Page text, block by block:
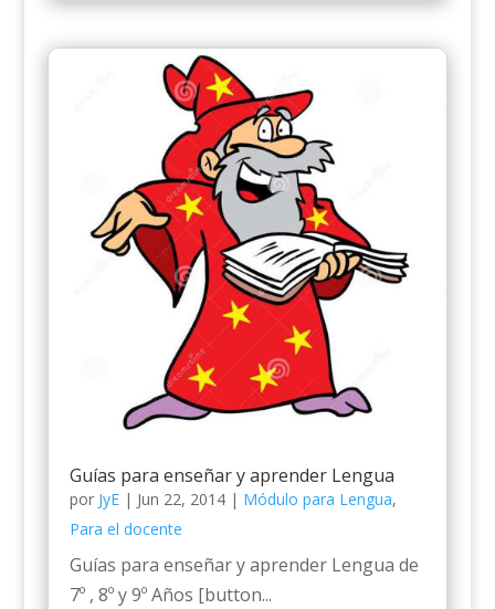
Guías para enseñar y aprender Lengua
por JyE| Jun 22, 2014| Módulo para Lengua,
Para el docente
Guías para enseñar y aprender Lengua de
7º , 8º y 9º Años [button...